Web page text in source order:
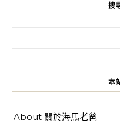
搜
本
About 關於海馬老爸